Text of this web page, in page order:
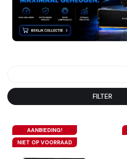
FILTER
AANBIEDING!
NIET OP VOORRAAD